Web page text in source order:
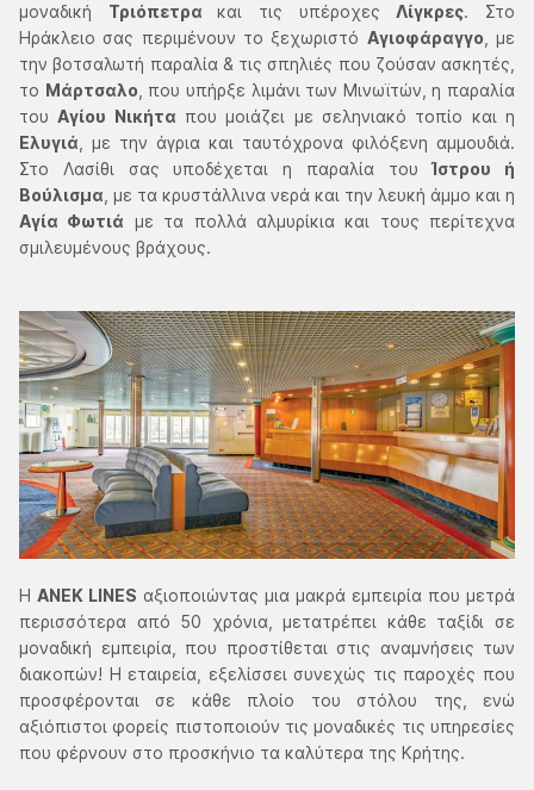
μοναδική Τριόπετρακαι τις υπέροχεςΛίγκρες. Στο
Ηράκλειο σας περιμένουν το ξεχωριστό Αγιοφάραγγο, με
την βοτσαλωτή παραλία & τις σπηλιές που ζούσαν ασκητές,
το Μάρτσαλο, που υπήρξε λιμάνι των Μινωϊτών, η παραλία
τουΑγίου Νικήτα που μοιάζει με σεληνιακό τοπίο και η
Ελυγιά, με την άγρια και ταυτόχρονα φιλόξενη αμμουδιά.
Στο Λασίθι σας υποδέχεται η παραλία τουΊστρου ή
Βούλισμα, με τα κρυστάλλινα νερά και την λευκή άμμο και η
Αγία Φωτιά με τα πολλά αλμυρίκια και τους περίτεχνα
σμιλευμένους βράχους.
Η ANEK LINES αξιοποιώντας μια μακρά εμπειρία που μετρά
περισσότερα από 50 χρόνια, μετατρέπει κάθε ταξίδι σε
μοναδική εμπειρία, που προστίθεται στις αναμνήσεις των
διακοπών! Η εταιρεία, εξελίσσει συνεχώς τις παροχές που
προσφέρονται σε κάθε πλοίο του στόλου της, ενώ
αξιόπιστοι φορείς πιστοποιούν τις μοναδικές τις υπηρεσίες
που φέρνουν στο προσκήνιο τα καλύτερα της Κρήτης.